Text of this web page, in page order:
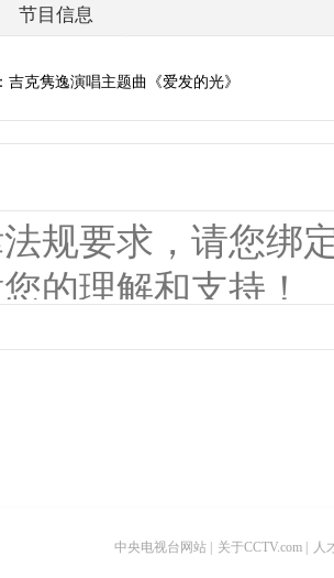
节目信息
克隽逸演唱主题曲《爱发的光》
中央电视台网站 关于CCTV.com 人